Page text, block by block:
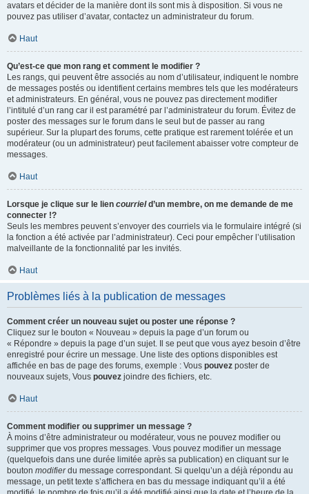
avatars et décider de la manière dont ils sont mis à disposition. Si vous ne
pouvez pas utiliser d’avatar, contactez un administrateur du forum.
Haut
Qu’est-ce que mon rang et comment le modifier ?
Les rangs, qui peuvent être associés au nom d’utilisateur, indiquent le nombre
de messages postés ou identifient certains membres tels que les modérateurs
et administrateurs. En général, vous ne pouvez pas directement modifier
l’intitulé d’un rang car il est paramétré par l’administrateur du forum. Évitez de
poster des messages sur le forum dans le seul but de passer au rang
supérieur. Sur la plupart des forums, cette pratique est rarement tolérée et un
modérateur (ou un administrateur) peut facilement abaisser votre compteur de
messages.
Haut
Lorsque je clique sur le lien courrield’un membre, on me demande de me
connecter !?
Seuls les membres peuvent s’envoyer des courriels via le formulaire intégré (si
la fonction a été activée par l’administrateur). Ceci pour empêcher l’utilisation
malveillante de la fonctionnalité par les invités.
Haut
Problèmes liés à la publication de messages
Comment créer un nouveau sujet ou poster une réponse ?
Cliquez sur le bouton « Nouveau » depuis la page d’un forum ou
« Répondre » depuis la page d’un sujet. Il se peut que vous ayez besoin d’être
enregistré pour écrire un message. Une liste des options disponibles est
affichée en bas de page des forums, exemple : Vous pouvez poster de
nouveaux sujets, Vous pouvez joindre des fichiers, etc.
Haut
Comment modifier ou supprimer un message ?
À moins d’être administrateur ou modérateur, vous ne pouvez modifier ou
supprimer que vos propres messages. Vous pouvez modifier un message
(quelquefois dans une durée limitée après sa publication) en cliquant sur le
bouton modifierdu message correspondant. Si quelqu’un a déjà répondu au
message, un petit texte s’affichera en bas du message indiquant qu’il a été